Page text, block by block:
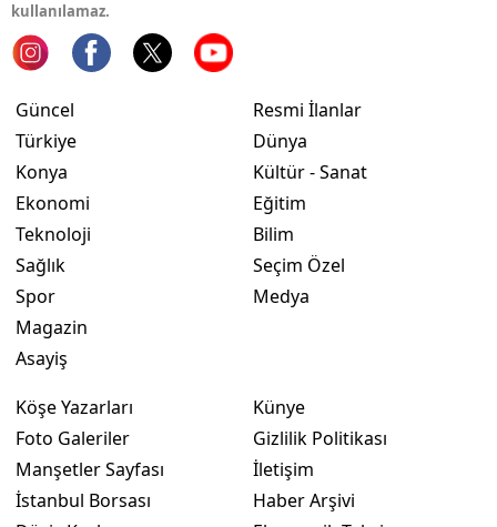
Zonguldak
Aksaray
Bartın
kullanılamaz.
Güncel
Türkiye
Konya
Ekonomi
Teknoloji
Sağlık
Spor
Magazin
Asayiş
Resmi İlanlar
Dünya
Kültür - Sanat
Eğitim
Bilim
Seçim Özel
Medya
Köşe Yazarları
Foto Galeriler
Manşetler Sayfası
İstanbul Borsası
Künye
Gizlilik Politikası
İletişim
Haber Arşivi